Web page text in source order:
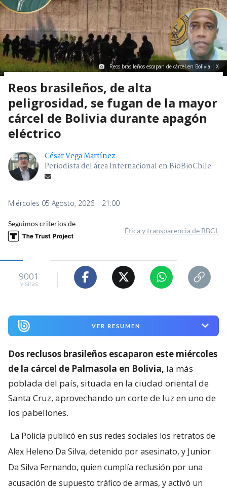
Reos brasileños escapan de cárcel en Bolivia | X
Reos brasileños, de alta
peligrosidad, se fugan de la mayor
cárcel de Bolivia durante apagón
eléctrico
César Vega Martínez
Periodista del área Internacional en BioBioChile
Miércoles 05 Agosto, 2026 | 21:00
Seguimos criterios de
Ética y transparencia de BBCL
9001
visitas
VER RESUMEN
Dos reclusos brasileños escaparon este miércoles
de la cárcel de Palmasola en Bolivia, la más
poblada del país, situada en la ciudad oriental de
Santa Cruz, aprovechando un corte de luz en uno de
los pabellones.
La Policía publicó en sus redes sociales los retratos de
Alex Heleno Da Silva, detenido por asesinato, y Junior
Da Silva Fernando, quien cumplía reclusión por una
acusación de supuesto tráfico de armas, y activó un